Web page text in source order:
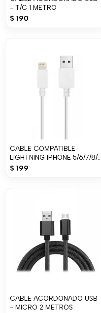
- T/C 1 METRO
$ 190
CABLE COMPATIBLE
LIGHTNING IPHONE 5/6/7/8/ 1
MT / BCO / BULK
$ 199
CABLE ACORDONADO USB
- MICRO 2 METROS